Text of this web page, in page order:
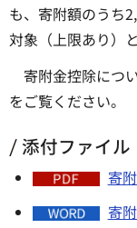
も、寄附額のうち
対象（上限あり）
寄附金控除につ
をご覧ください。
添付ファイル
寄
寄